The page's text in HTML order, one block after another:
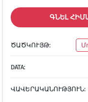
ԳՆԵԼ
ԾԱԾԿՈՒՅԹ:
DATA:
ՎԱՎԵՐԱԿԱՆՈՒԹՅՈՒՆ: